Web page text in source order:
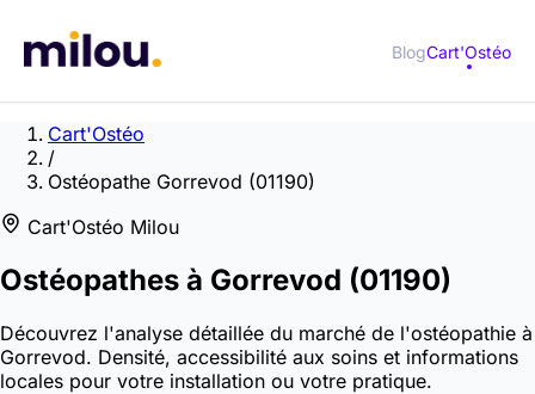
BlogCart'Ostéo
Cart'Ostéo
/
Ostéopathe Gorrevod (01190)
Cart'Ostéo Milou
Ostéopathes à Gorrevod (01190)
Découvrez l'analyse détaillée du marché de l'ostéopathie à
Gorrevod. Densité, accessibilité aux soins et informations
locales pour votre installation ou votre pratique.